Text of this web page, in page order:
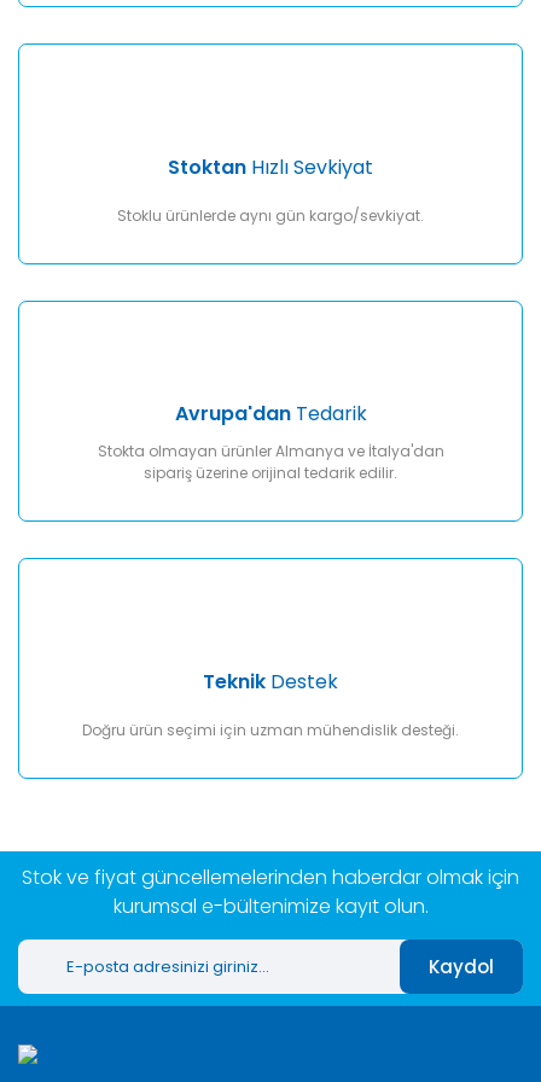
Stoktan Hızlı Sevkiyat
Stoklu ürünlerde aynı gün kargo/sevkiyat.
Avrupa'danTedarik
Stokta olmayan ürünler Almanya ve İtalya'dan
sipariş üzerine orijinal tedarik edilir.
Teknik Destek
Doğru ürün seçimi için uzman mühendislik desteği.
Stok ve fiyat güncellemelerinden haberdar olmak için
kurumsal e-bültenimize kayıt olun.
Kaydol